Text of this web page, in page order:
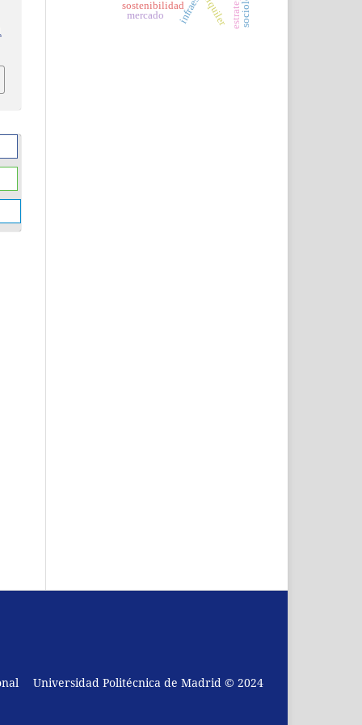
sostenibilidad
mercado alquiler
Universidad Politécnica de Madrid © 2024